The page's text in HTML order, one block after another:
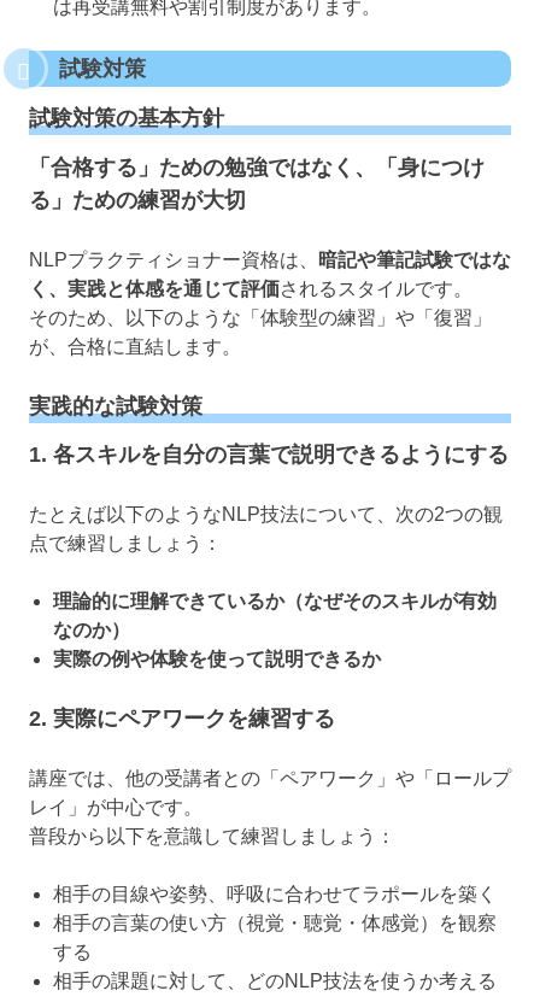
は再受講無料や割引制度があります。
試験対策
試験対策の基本方針
「合格する」ための勉強ではなく、「身につけ
る」ための練習が大切
NLPプラクティショナー資格は、
暗記や筆記試験ではな
く、実践と体感を通じて評価されるスタイルです。
そのため、以下のような「体験型の練習」や「復習」
が、合格に直結します。
実践的な試験対策
1. 各スキルを自分の言葉で説明できるようにする
たとえば以下のようなNLP技法について、次の2つの観
点で練習しましょう：
理論的に理解できているか（なぜそのスキルが有効
なのか）
実際の例や体験を使って説明できるか
2. 実際にペアワークを練習する
講座では、他の受講者との「ペアワーク」や「ロールプ
レイ」が中心です。
普段から以下を意識して練習しましょう：
相手の目線や姿勢、呼吸に合わせてラポールを築く
相手の言葉の使い方（視覚・聴覚・体感覚）を観察
する
相手の課題に対して、どのNLP技法を使うか考える